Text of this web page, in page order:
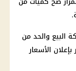
.
البيع والحد من
الأسعار